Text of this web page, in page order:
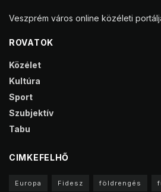
Veszprém város online közéleti
ROVATOK
Közélet
Kultúra
Sport
Szubjektív
Tabu
CIMKEFELHŐ
Europa Fidesz földrengés